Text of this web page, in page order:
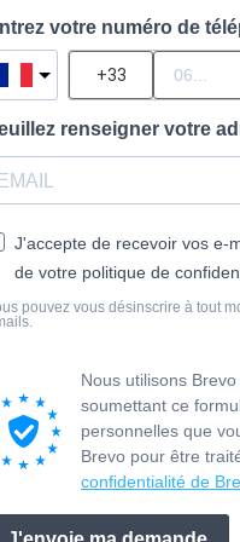
votre numéro de
renseigner votre
J'accepte de recevoir vos e-
de votre politique de
pouvez vous désinscrire à tout
Nous utilisons
soumettant ce
personnelles que
Brevo pour être
confidentialité de